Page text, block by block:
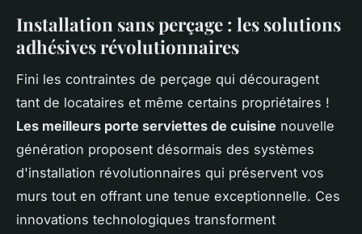
Installation sans perçage : les solutions
adhésives révolutionnaires
Fini les contraintes de perçage qui découragent
tant de locataires et même certains propriétaires !
Les meilleurs porte serviettes de cuisine nouvelle
génération proposent désormais des systèmes
d'installation révolutionnaires qui préservent vos
murs tout en offrant une tenue exceptionnelle. Ces
innovations technologiques transforment